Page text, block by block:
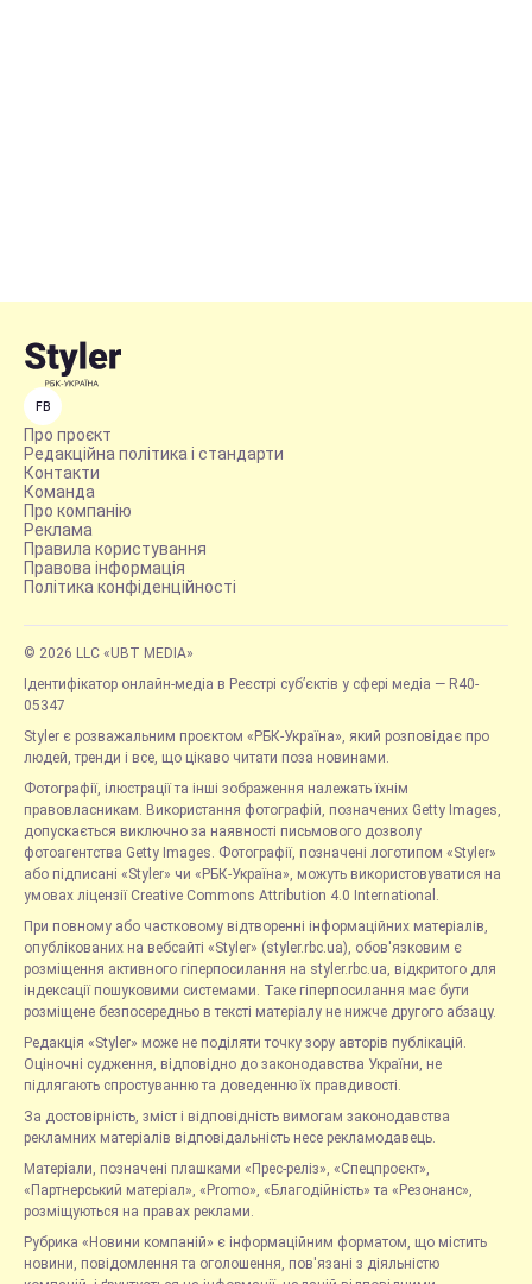
FB
Про проєкт
Редакційна політика і стандарти
Контакти
Команда
Про компанію
Реклама
Правила користування
Правова інформація
Політика конфіденційності
© 2026 LLC «UBT MEDIA»
Ідентифікатор онлайн-медіа в Реєстрі суб’єктів у сфері медіа — R40-
05347
Styler є розважальним проєктом «РБК-Україна», який розповідає про
людей, тренди і все, що цікаво читати поза новинами.
Фотографії, ілюстрації та інші зображення належать їхнім
правовласникам. Використання фотографій, позначених Getty Images,
допускається виключно за наявності письмового дозволу
фотоагентства Getty Images. Фотографії, позначені логотипом «Styler»
або підписані «Styler» чи «РБК-Україна», можуть використовуватися на
умовах ліцензії Creative Commons Attribution 4.0 International.
При повному або частковому відтворенні інформаційних матеріалів,
опублікованих на вебсайті «Styler» (styler.rbc.ua), обов'язковим є
розміщення активного гіперпосилання на styler.rbc.ua, відкритого для
індексації пошуковими системами. Таке гіперпосилання має бути
розміщене безпосередньо в тексті матеріалу не нижче другого абзацу.
Редакція «Styler» може не поділяти точку зору авторів публікацій.
Оціночні судження, відповідно до законодавства України, не
підлягають спростуванню та доведенню їх правдивості.
За достовірність, зміст і відповідність вимогам законодавства
рекламних матеріалів відповідальність несе рекламодавець.
Матеріали, позначені плашками «Прес-реліз», «Спецпроєкт»,
«Партнерський матеріал», «Promo», «Благодійність» та «Резонанс»,
розміщуються на правах реклами.
Рубрика «Новини компаній» є інформаційним форматом, що містить
новини, повідомлення та оголошення, пов'язані з діяльністю